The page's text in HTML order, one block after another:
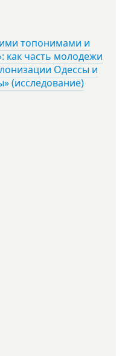
топонимами и
как часть молодежи
Одессы и
(исследование)